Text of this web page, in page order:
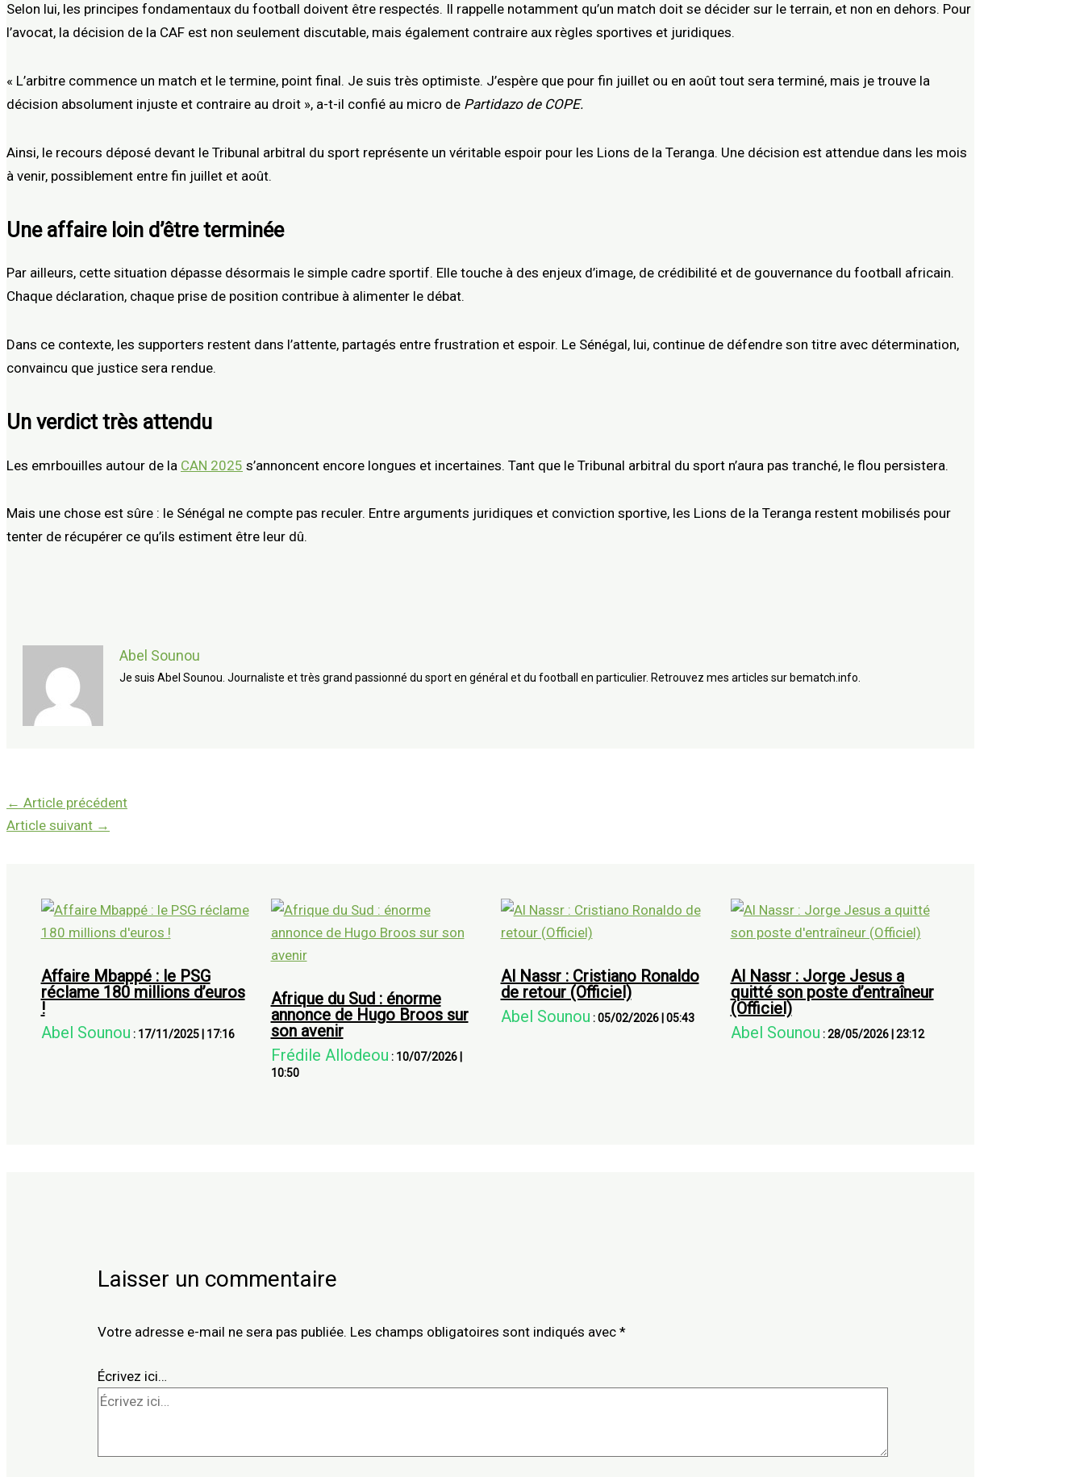
Selon lui, les principes fondamentaux du football doivent être respectés. Il rappelle notamment qu’un match doit se décider sur le terrain, et non en dehors. Pour
l’avocat, la décision de la CAF est non seulement discutable, mais également contraire aux règles sportives et juridiques.
« L’arbitre commence un match et le termine, point final. Je suis très optimiste. J’espère que pour fin juillet ou en août tout sera terminé, mais je trouve la
décision absolument injuste et contraire au droit », a-t-il confié au micro de Partidazo de COPE.
Ainsi, le recours déposé devant le Tribunal arbitral du sport représente un véritable espoir pour les Lions de la Teranga. Une décision est attendue dans les mois
à venir, possiblement entre fin juillet et août.
Une affaire loin d’être terminée
Par ailleurs, cette situation dépasse désormais le simple cadre sportif. Elle touche à des enjeux d’image, de crédibilité et de gouvernance du football africain.
Chaque déclaration, chaque prise de position contribue à alimenter le débat.
Dans ce contexte, les supporters restent dans l’attente, partagés entre frustration et espoir. Le Sénégal, lui, continue de défendre son titre avec détermination,
convaincu que justice sera rendue.
Un verdict très attendu
Les emrbouilles autour de la CAN 2025 s’annoncent encore longues et incertaines. Tant que le Tribunal arbitral du sport n’aura pas tranché, le flou persistera.
Mais une chose est sûre : le Sénégal ne compte pas reculer. Entre arguments juridiques et conviction sportive, les Lions de la Teranga restent mobilisés pour
tenter de récupérer ce qu’ils estiment être leur dû.
Abel Sounou
Je suis Abel Sounou. Journaliste et très grand passionné du sport en général et du football en particulier. Retrouvez mes articles sur bematch.info.
← Article précédent
Article suivant →
Affaire Mbappé : le PSG
réclame 180 millions d’euros
!
Abel Sounou : 17/11/2025| 17:16
Afrique du Sud : énorme
annonce de Hugo Broos sur
son avenir
Frédile Allodeou : 10/07/2026|
10:50
Al Nassr : Cristiano Ronaldo
de retour (Officiel)
Abel Sounou :05/02/2026| 05:43
Al Nassr : Jorge Jesus a
quitté son poste d’entraîneur
(Officiel)
Abel Sounou :28/05/2026| 23:12
Laisser un commentaire
Votre adresse e-mail ne sera pas publiée. Les champs obligatoires sont indiqués avec*
Écrivez ici…